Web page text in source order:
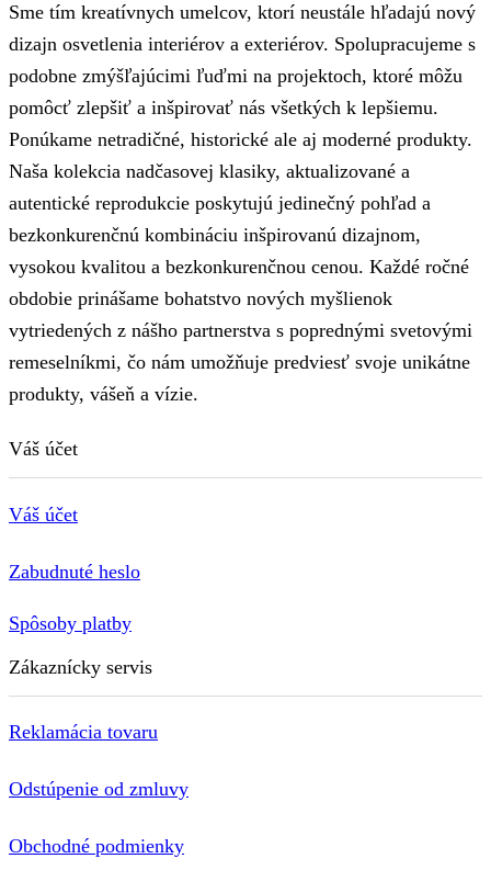
Sme tím kreatívnych umelcov, ktorí neustále hľadajú nový
dizajn osvetlenia interiérov a exteriérov. Spolupracujeme s
podobne zmýšľajúcimi ľuďmi na projektoch, ktoré môžu
pomôcť zlepšiť a inšpirovať nás všetkých k lepšiemu.
Ponúkame netradičné, historické ale aj moderné produkty.
Naša kolekcia nadčasovej klasiky, aktualizované a
autentické reprodukcie poskytujú jedinečný pohľad a
bezkonkurenčnú kombináciu inšpirovanú dizajnom,
vysokou kvalitou a bezkonkurenčnou cenou. Každé ročné
obdobie prinášame bohatstvo nových myšlienok
vytriedených z nášho partnerstva s poprednými svetovými
remeselníkmi, čo nám umožňuje predviesť svoje unikátne
produkty, vášeň a vízie.
Váš účet
Váš účet
Zabudnuté heslo
Spôsoby platby
Zákaznícky servis
Reklamácia tovaru
Odstúpenie od zmluvy
Obchodné podmienky